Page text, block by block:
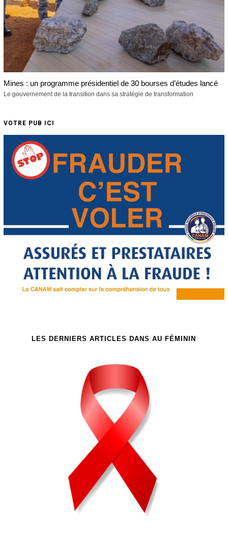
Mines : un programme présidentiel de 30 bourses d’études lancé
Le gouvernement de la transition dans sa stratégie de transformation
VOTRE PUB ICI
LES DERNIERS ARTICLES DANS AU FÉMININ